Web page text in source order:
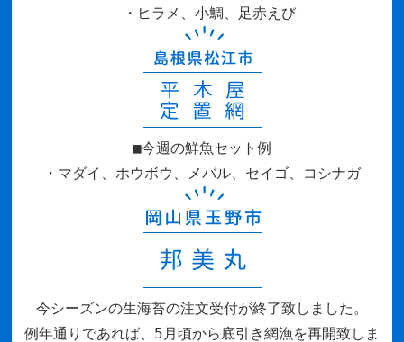
・ヒラメ、小鯛、足赤えび
■今週の鮮魚セット例
・マダイ、ホウボウ、メバル、セイゴ、コシナガ
今シーズンの生海苔の注文受付が終了致しました。
例年通りであれば、5月頃から底引き網漁を再開致しま